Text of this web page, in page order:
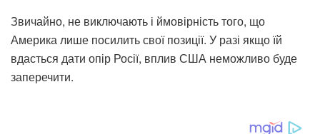
Звичайно, не виключають і ймовірність того, що
Америка лише посилить свої позиції. У разі якщо їй
вдасться дати опір Росії, вплив США неможливо буде
заперечити.